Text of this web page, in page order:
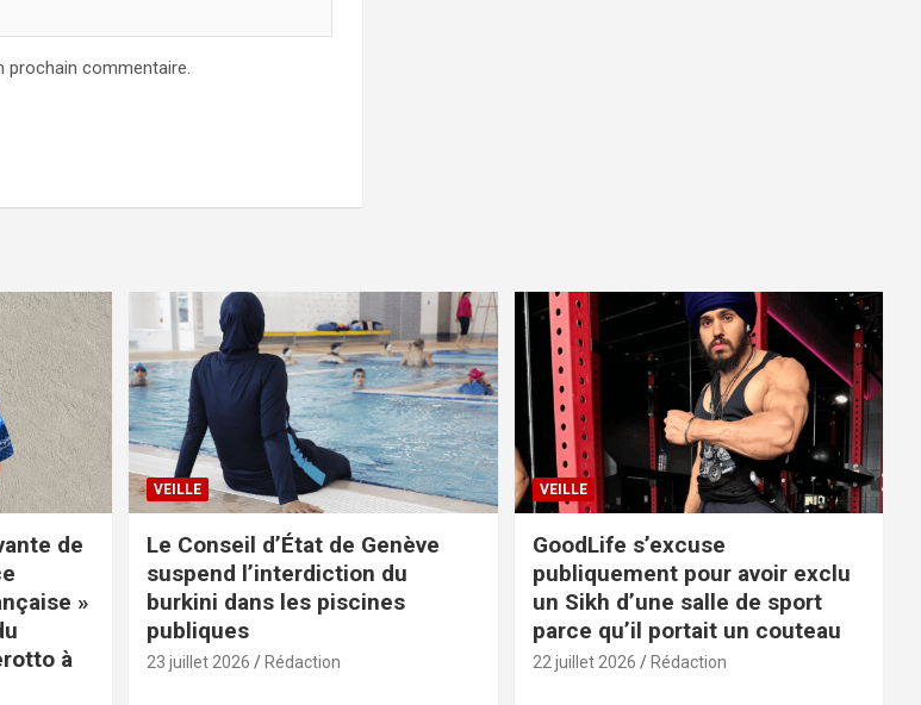
prochain commentaire.
de
»
à
VEILLE
Le Conseil d’État de Genève
suspend l’interdiction du
burkini dans les piscines
publiques
23 juillet 2026 Rédaction
VEILLE
GoodLife s’excuse
publiquement pour avoir exclu
un Sikh d’une salle de sport
parce qu’il portait un couteau
22 juillet 2026 Rédaction